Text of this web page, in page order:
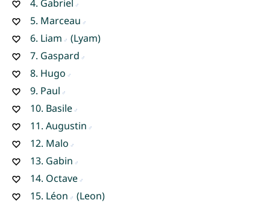
4. Gabriel
5. Marceau
6. Liam
(Lyam)
7. Gaspard
8. Hugo
9. Paul
10. Basile
11. Augustin
12. Malo
13. Gabin
14. Octave
15. Léon
(Leon)